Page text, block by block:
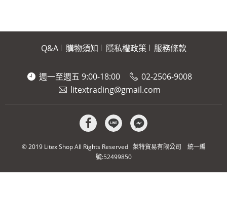
Q&A 購物須知 隱私權政策 服務條款
週一至週五 9:00-18:00
02-2506-9008
litextrading@gmail.com
© 2019 Litex Shop All Rights Reserved 萊特貿易有限公司 統一編
號:52499850